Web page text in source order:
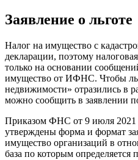
Заявление о льготе
Налог на имущество с
декларации, поэтому
только на основании
имущество от ИФНС. Чтобы
недвижимости» отразились в
можно сообщить в заявлении
Приказом ФНС от 9 июля
утверждены форма и формат
имущество организаций в
база по которым определяется